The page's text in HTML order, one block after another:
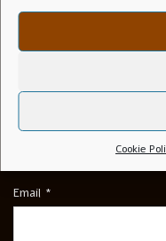
Cookie
Email *